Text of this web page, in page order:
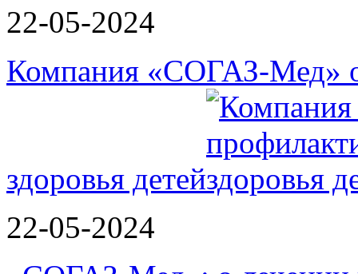
22-05-2024
Компания «СОГАЗ-Мед»
здоровья детей
22-05-2024